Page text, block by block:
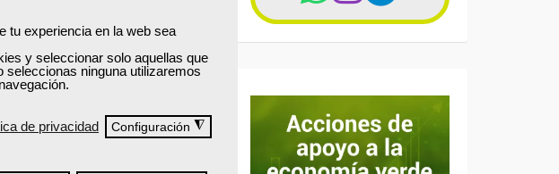
tu experiencia en la web sea
y seleccionar solo aquellas que
seleccionas ninguna utilizaremos
de privacidad Configuración ◮